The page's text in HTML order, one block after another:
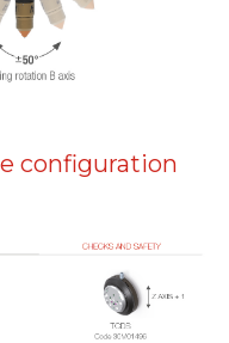
configuration